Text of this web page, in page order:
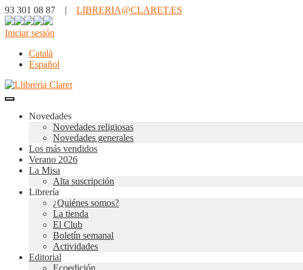
93 301 08 87 | LIBRERIA@CLARET.ES
Iniciar sesión
Català
Español
Novedades
Novedades religiosas
Novedades generales
Los más vendidos
Verano 2026
La Misa
Alta suscripción
Librería
¿Quiénes somos?
La tienda
El Club
Boletín semanal
Actividades
Editorial
Ecoedición